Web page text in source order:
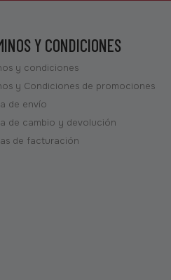
Y CONDICIONES
y condiciones
y Condiciones de promociones
de envío
de cambio y devolución
de facturación